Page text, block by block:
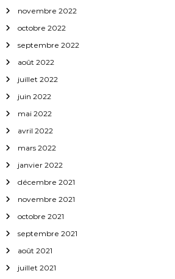
novembre 2022
octobre 2022
septembre 2022
août 2022
juillet 2022
juin 2022
mai 2022
avril 2022
mars 2022
janvier 2022
décembre 2021
novembre 2021
octobre 2021
septembre 2021
août 2021
juillet 2021